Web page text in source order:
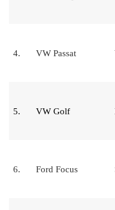
4. VW Passat
5. VW Golf
6. Ford Focus